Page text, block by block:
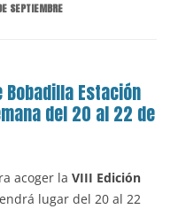
SEPTIEMBRE
Estación
del 20 al 22 de
acoger la VIII Edición
lugar del 20 al 22